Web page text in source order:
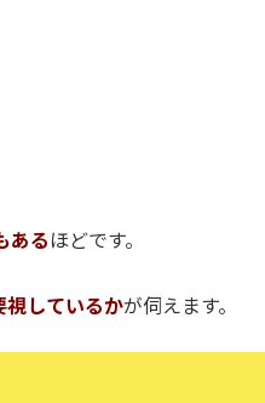
あるほどです。
視しているかが伺えます。